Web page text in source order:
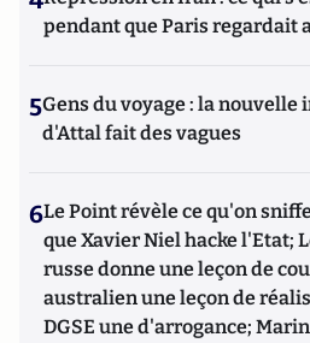
pendant que Paris regardait
5Gens du voyage : la
d'Attal fait des vagues
6Le Point révèle ce qu'on
que Xavier Niel hacke l'Etat;
russe donne une leçon de
australien une leçon de
DGSE une d'arrogance;